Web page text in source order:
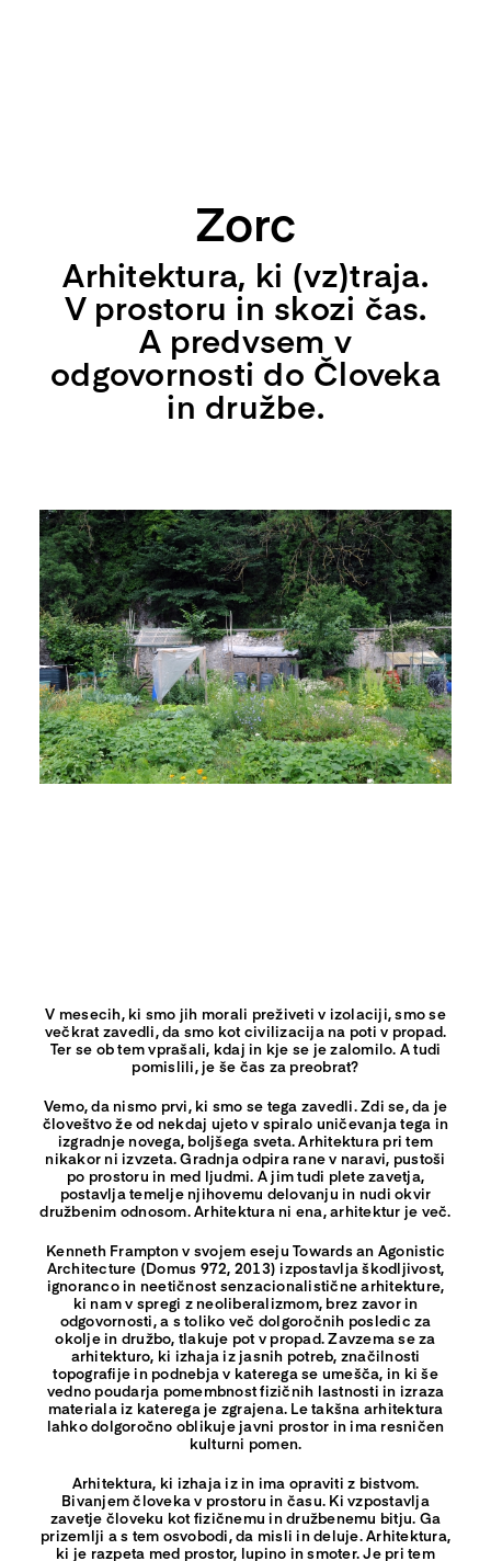
Zorc
Arhitektura, ki (vz)traja.
V prostoru in skozi čas.
A predvsem v
odgovornosti do Človeka
in družbe.
V mesecih, ki smo jih morali preživeti v izolaciji, smo se
večkrat zavedli, da smo kot civilizacija na poti v propad.
Ter se ob tem vprašali, kdaj in kje se je zalomilo. A tudi
pomislili, je še čas za preobrat?
Vemo, da nismo prvi, ki smo se tega zavedli. Zdi se, da je
človeštvo že od nekdaj ujeto v spiralo uničevanja tega in
izgradnje novega, boljšega sveta. Arhitektura pri tem
nikakor ni izvzeta. Gradnja odpira rane v naravi, pustoši
po prostoru in med ljudmi. A jim tudi plete zavetja,
postavlja temelje njihovemu delovanju in nudi okvir
družbenim odnosom. Arhitektura ni ena, arhitektur je več.
Kenneth Frampton v svojem eseju Towards an Agonistic
Architecture (Domus 972, 2013) izpostavlja škodljivost,
ignoranco in neetičnost senzacionalistične arhitekture,
ki nam v spregi z neoliberalizmom, brez zavor in
odgovornosti, a s toliko več dolgoročnih posledic za
okolje in družbo, tlakuje pot v propad. Zavzema se za
arhitekturo, ki izhaja iz jasnih potreb, značilnosti
topografije in podnebja v katerega se umešča, in ki še
vedno poudarja pomembnost fizičnih lastnosti in izraza
materiala iz katerega je zgrajena. Le takšna arhitektura
lahko dolgoročno oblikuje javni prostor in ima resničen
kulturni pomen.
Arhitektura, ki izhaja iz in ima opraviti z bistvom.
Bivanjem človeka v prostoru in času. Ki vzpostavlja
zavetje človeku kot fizičnemu in družbenemu bitju. Ga
prizemlji a s tem osvobodi, da misli in deluje. Arhitektura,
ki je razpeta med prostor, lupino in smoter. Je pri tem